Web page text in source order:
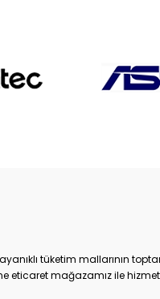
tüketim mallarının
eticaret mağazamız ile